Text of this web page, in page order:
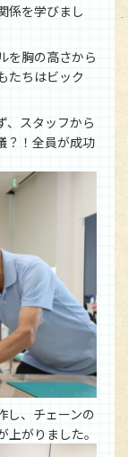
係を学びまし
を胸の高さから
たちはビック
、スタッフから
？！全員が成功
し、チェーンの
がりました。